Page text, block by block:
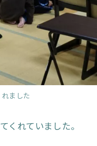
ました
くれていました。